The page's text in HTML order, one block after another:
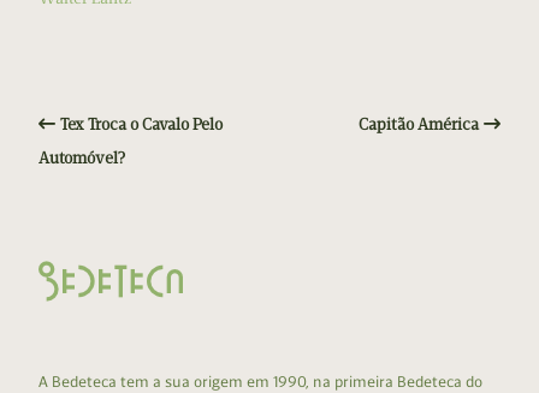
Tex Troca o Cavalo Pelo
Automóvel?
Capitão América
A Bedeteca tem a sua origem em 1990, na primeira Bedeteca do